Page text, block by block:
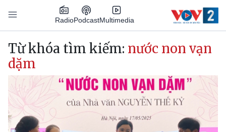
Nhảy đến nội dung
RadioPodcastMultimedia
Main navigation
Từ khóa tìm kiếm: nước non vạn
dặm